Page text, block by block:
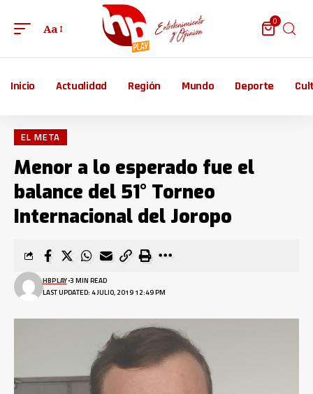
Aa
0
Inicio Actualidad Región Mundo Deporte
EL META
Menor a lo esperado fue el
balance del 51° Torneo
Internacional del Joropo
LAST UPDATED: 4 JULIO, 2019 12:49 PM
HBPLAY 3 MIN READ